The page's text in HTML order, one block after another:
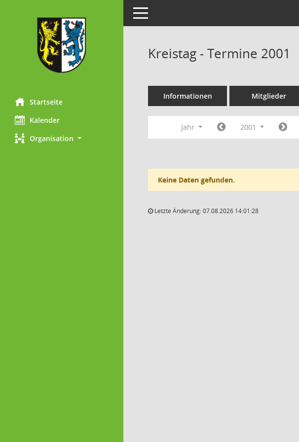
Startseite
Kalender
Organisation
Toggle navigation
Kreistag - Termine 2001
Informationen Mitglieder
Jahr 2001
Keine Daten gefunden.
Letzte Änderung: 07.08.2026 14:01:28